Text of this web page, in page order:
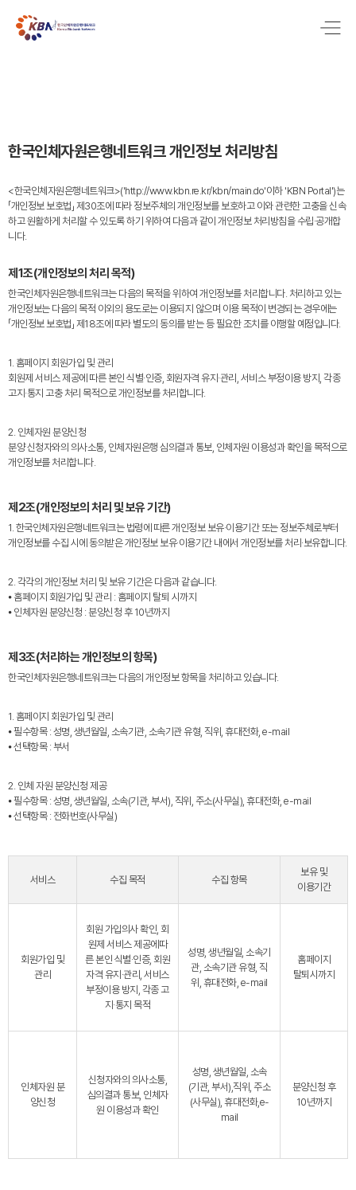
한국인체자원은행네트워크 개인정보 처리방침
<한국인체자원은행네트워크>('http://www.kbn.re.kr/kbn/main.do'이하 'KBN Portal')는
「개인정보 보호법」 제30조에 따라 정보주체의 개인정보를 보호하고 이와 관련한 고충을 신속
하고 원활하게 처리할 수 있도록 하기 위하여 다음과 같이 개인정보 처리방침을 수립·공개합
니다.
제1조(개인정보의 처리 목적)
한국인체자원은행네트워크는 다음의 목적을 위하여 개인정보를 처리합니다. 처리하고 있는
개인정보는 다음의 목적 이외의 용도로는 이용되지 않으며 이용 목적이 변경되는 경우에는
「개인정보 보호법」 제18조에 따라 별도의 동의를 받는 등 필요한 조치를 이행할 예정입니다.
1. 홈페이지 회원가입 및 관리
회원제 서비스 제공에 따른 본인 식별·인증, 회원자격 유지·관리, 서비스 부정이용 방지, 각종
고지·통지 고충 처리 목적으로 개인정보를 처리합니다.
2. 인체자원 분양신청
분양 신청자와의 의사소통, 인체자원은행 심의결과 통보, 인체자원 이용성과 확인을 목적으로
개인정보를 처리합니다.
제2조(개인정보의 처리 및 보유 기간)
1. 한국인체자원은행네트워크는 법령에 따른 개인정보 보유·이용기간 또는 정보주체로부터
개인정보를 수집 시에 동의받은 개인정보 보유·이용기간 내에서 개인정보를 처리·보유합니다.
2. 각각의 개인정보 처리 및 보유 기간은 다음과 같습니다.
⦁ 홈페이지 회원가입 및 관리 : 홈페이지 탈퇴 시까지
⦁ 인체자원 분양신청 : 분양신청 후 10년까지
제3조(처리하는 개인정보의 항목)
한국인체자원은행네트워크는 다음의 개인정보 항목을 처리하고 있습니다.
1. 홈페이지 회원가입 및 관리
⦁ 필수항목 : 성명, 생년월일, 소속기관, 소속기관 유형, 직위, 휴대전화, e-mail
⦁ 선택항목 : 부서
2. 인체 자원 분양신청 제공
⦁ 필수항목 : 성명, 생년월일, 소속(기관, 부서), 직위, 주소(사무실), 휴대전화, e-mail
⦁ 선택항목 : 전화번호(사무실)
서비스 수집 목적 수집 항목
보유 및
이용기간
회원가입 및
관리
회원 가입의사 확인, 회
원제 서비스 제공에따
른 본인 식별·인증, 회원
자격 유지·관리, 서비스
부정이용 방지, 각종 고
지·통지 목적
성명, 생년월일, 소속기
관, 소속기관 유형, 직
위, 휴대전화, e-mail
홈페이지
탈퇴시까지
인체자원 분
양신청
신청자와의 의사소통,
심의결과 통보, 인체자
원 이용성과 확인
성명, 생년월일, 소속
(기관, 부서),직위, 주소
(사무실), 휴대전화,e-
mail
분양신청 후
10년까지